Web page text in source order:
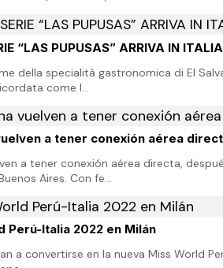
“LAS PUPUSAS” ARRIVA IN ITALIA
della specialità gastronomica di El
come l…
a tener conexión aérea
a tener conexión aérea directa,
Aires. Con fe…
Perú-Italia 2022 en Milán
a convertirse en la nueva Miss World